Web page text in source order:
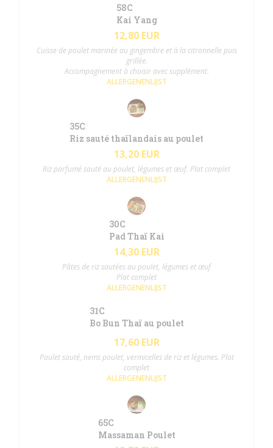
58C
Kai Yang
12,80 EUR
Cuisse de poulet marinée au gingembre et à la citronnelle puis
grillée.
Accompagnement à choisir avec supplément.
ALLERGENENLIJST
35C
Riz sauté thaïlandais au poulet
13,20 EUR
Riz parfumé sauté au poulet, légumes et œuf. Plat complet
ALLERGENENLIJST
30C
Pad Thaï Kai
14,30 EUR
Pâtes de riz sautées au poulet, légumes et œuf
Plat complet
ALLERGENENLIJST
31C
Bo Bun Thaï au poulet
17,60 EUR
Poulet sauté, nems poulet, vermicelles de riz et légumes. Plat
complet
ALLERGENENLIJST
65C
Massaman Poulet